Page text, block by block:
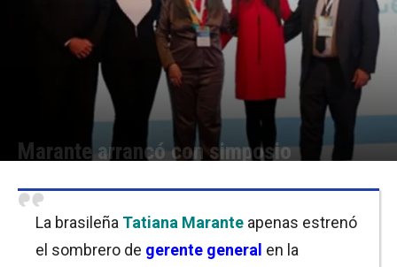
Marante arrancó con simposio
La brasileña Tatiana Marante apenas estrenó
el sombrero de gerente general en la